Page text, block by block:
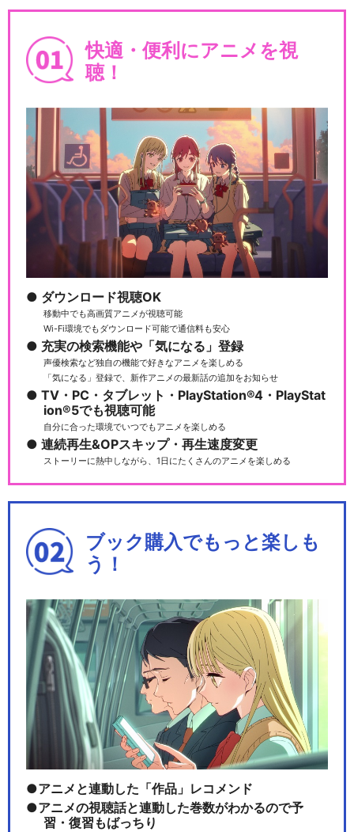
遊☆戯☆王SEVENS チーム
バトルロイヤル編
遊☆戯☆王SEVENS ゴーハ
6兄弟編
遊☆戯☆王SEVENS ゴーハ
社員編
遊☆戯☆王SEVENS デュエ
閉じる
快適・便利にアニメを視
聴！
ダウンロード視聴OK
移動中でも高画質アニメが視聴可能
Wi-Fi環境でもダウンロード可能で通信料も安心
充実の検索機能や「気になる」登録
声優検索など独自の機能で好きなアニメを楽しめる
「気になる」登録で、新作アニメの最新話の追加をお知らせ
TV・PC・タブレット・PlayStation®4・PlayStat
ion®5でも視聴可能
自分に合った環境でいつでもアニメを楽しめる
連続再生&OPスキップ・再生速度変更
ストーリーに熱中しながら、1日にたくさんのアニメを楽しめる
ブック購入でもっと楽しも
う！
アニメと連動した「作品」レコメンド
アニメの視聴話と連動した巻数がわかるので予
習・復習もばっちり